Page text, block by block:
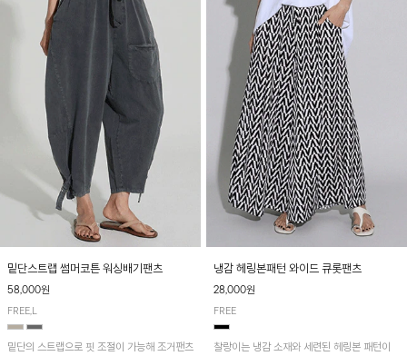
밑단스트랩 썸머코튼 워싱배기팬츠
58,000원
FREE,L
밑단의 스트랩으로 핏 조절이 가능해 조거팬츠
냉감 헤링본패턴 와이드 큐롯팬츠
28,000원
FREE
찰랑이는 냉감 소재와 세련된 헤링본 패턴이